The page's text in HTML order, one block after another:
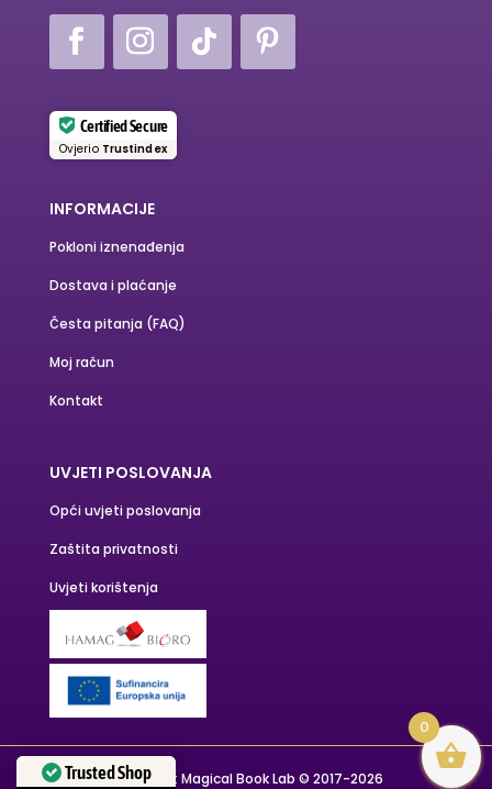
Certified Secure
Ovjerio Trustindex
INFORMACIJE
Pokloni iznenađenja
Dostava i plaćanje
Česta pitanja (FAQ)
Moj račun
Kontakt
UVJETI POSLOVANJA
Opći uvjeti poslovanja
Zaštita privatnosti
Uvjeti korištenja
Copyright Magical Book Lab © 2017-2026
0
Trusted Shop